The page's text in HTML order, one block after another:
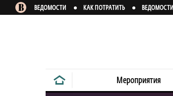
ВЕДОМОСТИ КАК ПОТРАТИТЬ ВЕДОМОСТИ
Мероприятия